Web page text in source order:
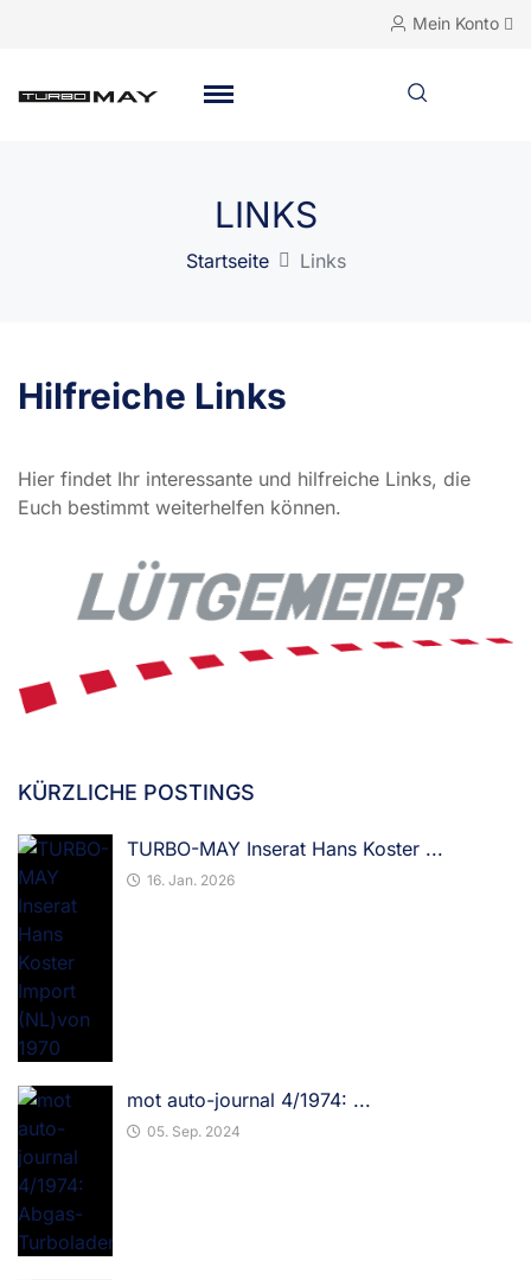
Mein Konto
LINKS
Startseite Links
Hilfreiche Links
Hier findet Ihr interessante und hilfreiche Links, die
Euch bestimmt weiterhelfen können.
KÜRZLICHE POSTINGS
TURBO-MAY Inserat Hans Koster ...
16. Jan. 2026
mot auto-journal 4/1974: ...
05. Sep. 2024